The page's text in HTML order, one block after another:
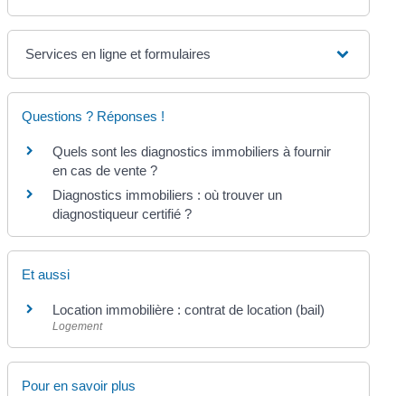
Services en ligne et formulaires
Questions ? Réponses !
Quels sont les diagnostics immobiliers à fournir
en cas de vente ?
Diagnostics immobiliers : où trouver un
diagnostiqueur certifié ?
Et aussi
Location immobilière : contrat de location (bail)
Logement
Pour en savoir plus